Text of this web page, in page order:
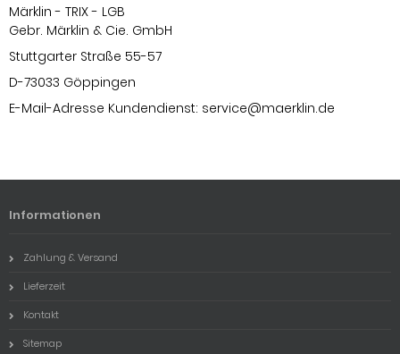
Märklin - TRIX - LGB
Gebr. Märklin & Cie. GmbH
Stuttgarter Straße 55-57
D-73033 Göppingen
E-Mail-Adresse Kundendienst: service@maerklin.de
Informationen
Zahlung & Versand
Lieferzeit
Kontakt
Sitemap